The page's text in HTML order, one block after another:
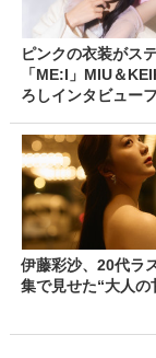
ピンクの衣装がス
「ME:I」MIU＆
ろしインタビュー
伊藤彩沙、20代ラ
集で見せた“大人の